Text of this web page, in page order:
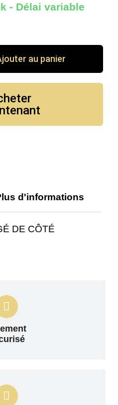
- Délai variable
au panier
d'informations
DE CÔTÉ